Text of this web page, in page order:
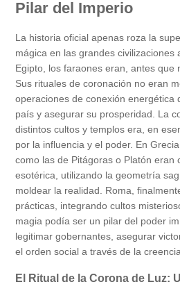
Pilar del Imperio
La historia oficial apenas roza la
mágica en las grandes civilizaciones
Egipto, los faraones eran, antes que
Sus rituales de coronación no eran
operaciones de conexión energética
país y asegurar su prosperidad. La
distintos cultos y templos era, en
por la influencia y el poder. En
como las de Pitágoras o Platón eran
esotérica, utilizando la geometría
moldear la realidad. Roma,
prácticas, integrando cultos
magia podía ser un pilar del poder
legitimar gobernantes, asegurar
el orden social a través de la
El Ritual de la Corona de Luz: